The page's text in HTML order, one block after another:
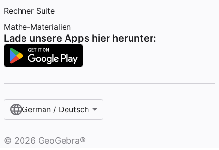
Rechner Suite
Mathe-Materialien
Lade unsere Apps hier herunter:
German / Deutsch
© 2026 GeoGebra®